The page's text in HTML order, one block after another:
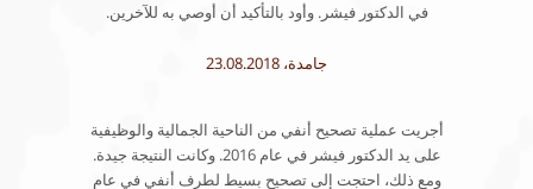
في الدكتور فيشر. وأود بالتأكيد أن أوصي به للآخرين.
جامدة، 23.08.2018
أجريت عملية تصحيح أنفي من الناحية الجمالية والوظيفية
على يد الدكتور فيشر في عام 2016. وكانت النتيجة جيدة.
ومع ذلك، احتجت إلى تصحيح بسيط لطرف أنفي في عام